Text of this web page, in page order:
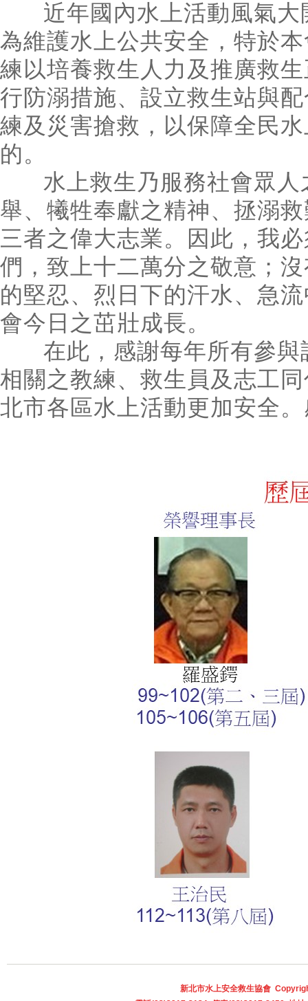
近年國內水上活動風氣大
為維護水上公共安全，特於
練以培養救生人力及推廣救
行防溺措施、設立救生站與
練及災害搶救，以保障全民
的。
水上救生乃服務社會眾人
舉、犧牲奉獻之精神、拯溺
三者之偉大志業。因此，我
們，致上十二萬分之敬意；
的堅忍、烈日下的汗水、急
會今日之茁壯成長。
在此，感謝每年所有參與
相關之教練、救生員及志工
北市各區水上活動更加安全
新北市水上安全救生協會